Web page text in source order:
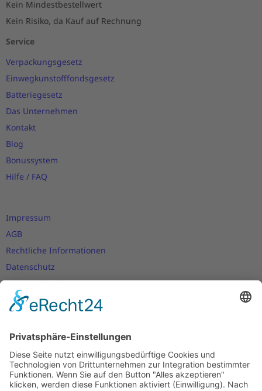
Kein Mindestbestellwert
Kein Risiko, da Kauf auf Rechnung
Service
Verpackungsgesetz
Einwegkunstofffondsgesetz
Batteriegesetz
Das Unternehmen
Kontakt
Blog
Bonussystem
Hilfe / FAQ
Impressum
AGB
Rechtliche Informationen
Datenschutz
Nutzungsbedingungen
Versand- und Zahlungsbedingungen
Cookie-Einstellungen
Newsletter
Verpassen Sie keine Neuigkeiten,